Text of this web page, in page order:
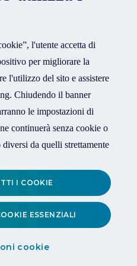
l'utente accetta di
per migliorare la
l'utilizzo del sito e assistere
Chiudendo il banner
le impostazioni di
continuerà senza cookie o
da quelli strettamente
cookie
ESSENZIALI
I COOKIE